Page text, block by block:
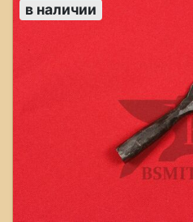
в наличии